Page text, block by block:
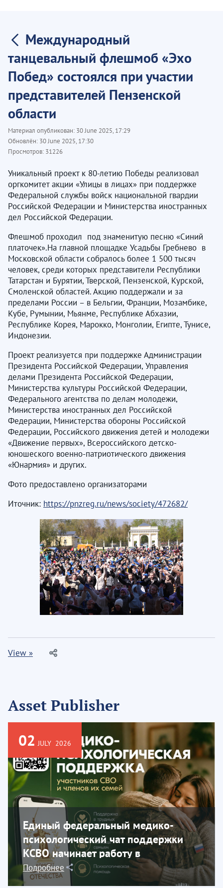
Международный
танцевальный флешмоб «Эхо
Побед» состоялся при участии
представителей Пензенской
области
Материал опубликован: 30 June 2025, 17:29
Обновлён: 30 June 2025, 17:30
Просмотров: 31226
Уникальный проект к 80-летию Победы реализовал
оргкомитет акции «Улицы в лицах» при поддержке
Федеральной службы войск национальной гвардии
Российской Федерации и Министерства иностранных
дел Российской Федерации.
Флешмоб проходил под знаменитую песню «Синий
платочек».На главной площадке Усадьбы Гребнево в
Московской области собралось более 1 500 тысяч
человек, среди которых представители Республики
Татарстан и Бурятии, Тверской, Пензенской, Курской,
Смоленской областей. Акцию поддержали и за
пределами России – в Бельгии, Франции, Мозамбике,
Кубе, Румынии, Мьянме, Республике Абхазии,
Республике Корея, Марокко, Монголии, Египте, Тунисе,
Индонезии.
Проект реализуется при поддержке Администрации
Президента Российской Федерации, Управления
делами Президента Российской Федерации,
Министерства культуры Российской Федерации,
Федерального агентства по делам молодежи,
Министерства иностранных дел Российской
Федерации, Министерства обороны Российской
Федерации, Российского движения детей и молодежи
«Движение первых», Всероссийского детско-
юношеского военно-патриотического движения
«Юнармия» и других.
Фото предоставлено организаторами
Иточник: https://pnzreg.ru/news/society/472682/
View »
Asset Publisher
02 JULY 2026
Единый федеральный медико-
психологический чат поддержки
КСВО начинает работу в
социальной сети...
Подробнее